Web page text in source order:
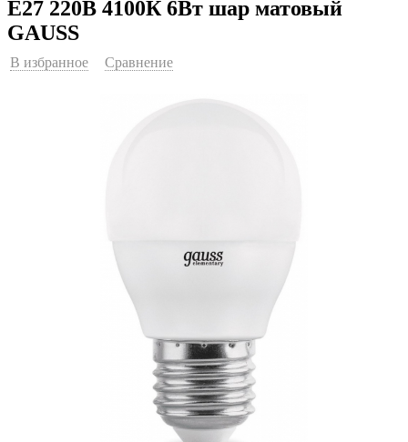
E27 220В 4100К 6Вт шар матовый
GAUSS
В избранное Сравнение